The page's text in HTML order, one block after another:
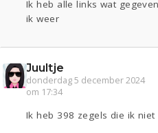
Ik heb alle links wat
ik weer
Juultje
donderdag 5 december 2024
om 17:34
Ik heb 398 zegels die ik niet